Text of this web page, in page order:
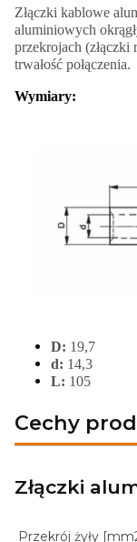
Złączki kablowe
aluminiowych
przekrojach
trwałość połączenia.
Wymiary:
D: 19,7
d: 14,3
L: 105
Cechy
Złączki
Przekrój żyły